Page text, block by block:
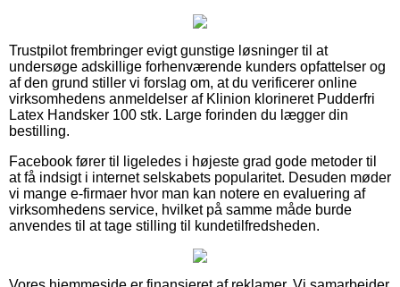
Trustpilot frembringer evigt gunstige løsninger til at
undersøge adskillige forhenværende kunders opfattelser og
af den grund stiller vi forslag om, at du verificerer online
virksomhedens anmeldelser af Klinion klorineret Pudderfri
Latex Handsker 100 stk. Large forinden du lægger din
bestilling.
Facebook fører til ligeledes i højeste grad gode metoder til
at få indsigt i internet selskabets popularitet. Desuden møder
vi mange e-firmaer hvor man kan notere en evaluering af
virksomhedens service, hvilket på samme måde burde
anvendes til at tage stilling til kundetilfredsheden.